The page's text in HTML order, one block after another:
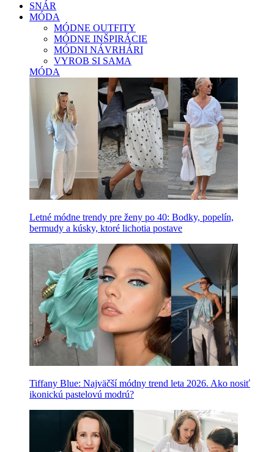
SNÁR
MÓDA
MÓDNE OUTFITY
MÓDNE INŠPIRÁCIE
MÓDNI NÁVRHÁRI
VYROB SI SAMA
MÓDA
Letné módne trendy pre ženy po 40: Bodky, popelín,
bermudy a kúsky, ktoré lichotia postave
Tiffany Blue: Najväčší módny trend leta 2026. Ako nosiť
ikonickú pastelovú modrú?